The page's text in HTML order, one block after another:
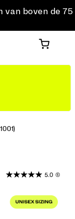
van boven de 75
bestellingen
bestelling
5.0 (5)